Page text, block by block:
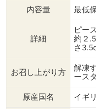
とリッチな味わい。 バタ
ーミルクとチェダーチーズ
のコクが魅力。 ----------
--------------------------
- @dining_plus から こち
らの商品をお買い求めいた
だけます🛒✨️ （オンライ
ンショップはコチラ）
onlineshop ↓（作り方）
内容量 最低
詳細
ピー
約２
さ
お召し上がり方
解凍
ース
原産国名 イギ